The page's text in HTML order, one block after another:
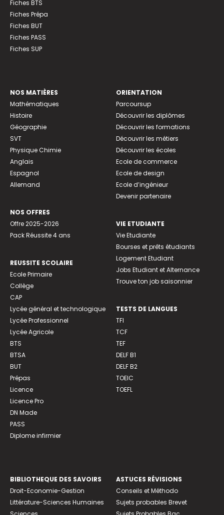
Fiches BTS
Fiches Prépa
Fiches BUT
Fiches PASS
Fiches SUP
NOS MATIÈRES
Mathématiques
Histoire
Géographie
SVT
Physique Chimie
Anglais
Espagnol
Allemand
NOS OFFRES
Offre 2025-2026
Pack Réussite 4 ans
REUSSITE SCOLAIRE
Ecole Primaire
Collège
CAP
Lycée général et technologique
Lycée Professionnel
Lycée Agricole
BTS
BTSA
BUT
Prépas
Licence
Licence Pro
DN Made
PASS
Diplome infirmier
ORIENTATION
Parcoursup
Découvrir les diplômes
Découvrir les formations
Découvrir les métiers
Découvrir les écoles
Ecole de commerce
Ecole de design
Ecole d’ingénieur
Devenir partenaire
VIE ETUDIANTE
Vie Etudiante
Bourses et prêts étudiants
Logement Etudiant
Jobs Etudiant et Alternance
Trouve ton job saisonnier
TESTS DE LANGUES
TFI
TCF
TEF
DELF B1
DELF B2
TOEIC
TOEFL
BIBLIOTHEQUE DES SAVOIRS
Droit-Economie-Gestion
Littérature-Sciences Humaines
ASTUCES RÉVISIONS
Conseils et Méthodo
Sujets probables Brevet